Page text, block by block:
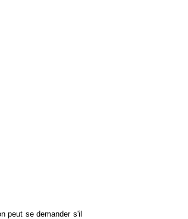
peut se demander s'il